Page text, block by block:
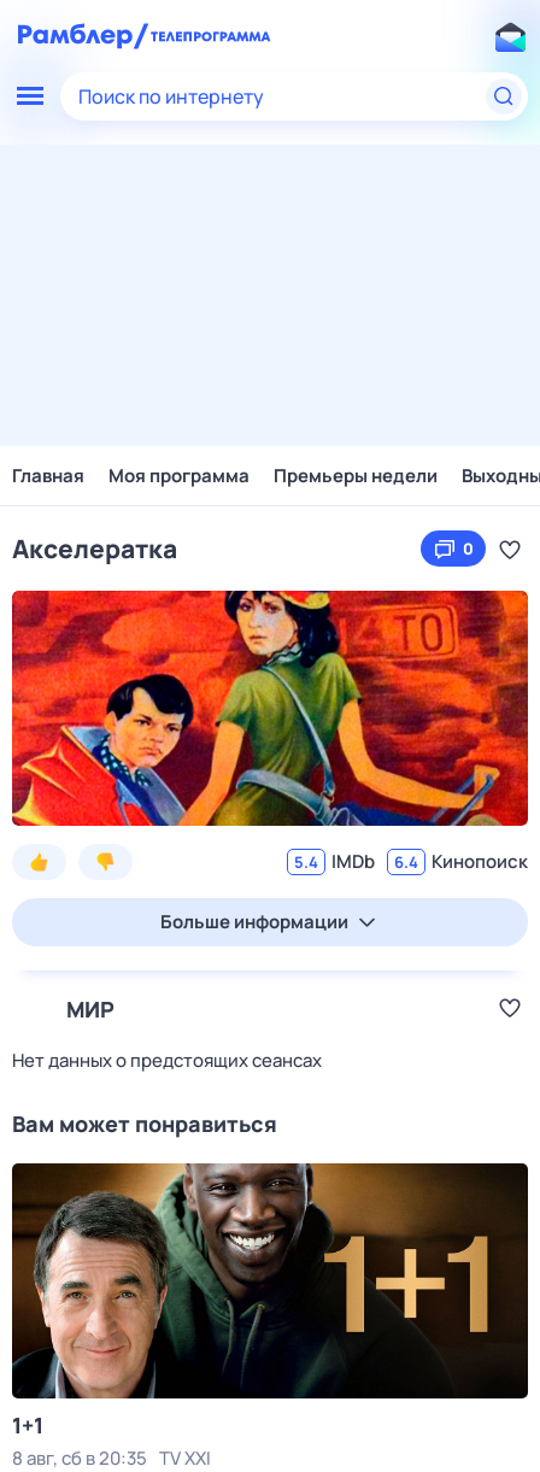
Поиск по интернету
Главная Моя программа Премьеры недели
Акселератка 0
5.4 IMDb 6.4 Кинопоиск
Больше информации
МИР
Нет данных о предстоящих сеансах
Вам может понравиться
1+1
8 авг, сб в 20:35 TV XXI